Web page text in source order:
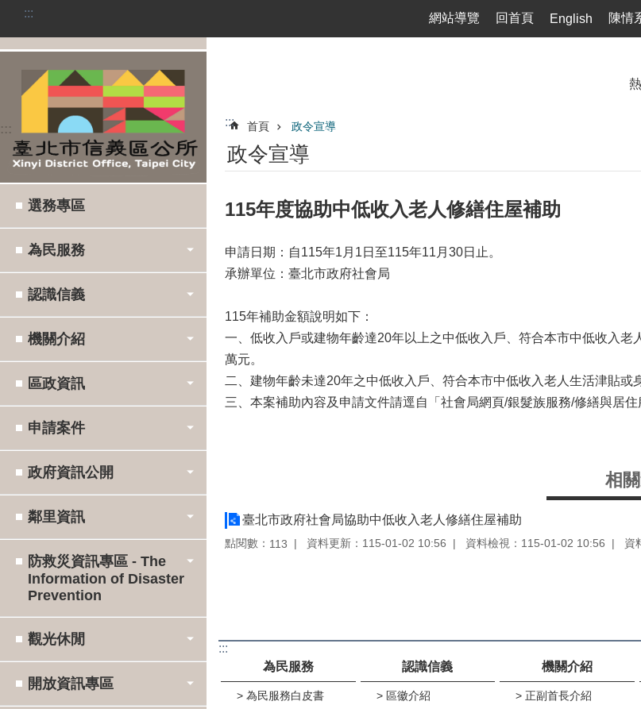
跳到主要內容區塊
::: 網站導覽 回首頁 English 陳情
:::
選務專區
為民服務
認識信義
機關介紹
區政資訊
申請案件
政府資訊公開
鄰里資訊
防救災資訊專區 - The
Information of Disaster
Prevention
觀光休閒
開放資訊專區
::: 首頁 政令宣導
政令宣導
115年度協助中低收入老人修繕住屋補助
申請日期：自115年1月1日至115年11月30日止。
承辦單位：臺北市政府社會局
115年補助金額說明如下：
一、低收入戶或建物年齡達20年以上之中低收入戶、符合本市中低收入
萬元。
二、建物年齡未達20年之中低收入戶、符合本市中低收入老人生活津貼
三、本案補助內容及申請文件請逕自「社會局網頁/銀髮族服務/修繕與居住
相
臺北市政府社會局協助中低收入老人修繕住屋補助
點閱數： 113 資料更新：115-01-02 10:56 資料檢視：115-01-02 10:56 資
:::
為民服務
為民服務白皮書
認識信義
區徽介紹
機關介紹
正副首長介紹